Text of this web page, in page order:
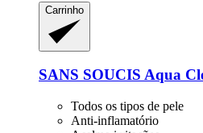
Carrinho
SANS SOUCIS Aqua
Todos os tipos de pele
Anti-inflamatório